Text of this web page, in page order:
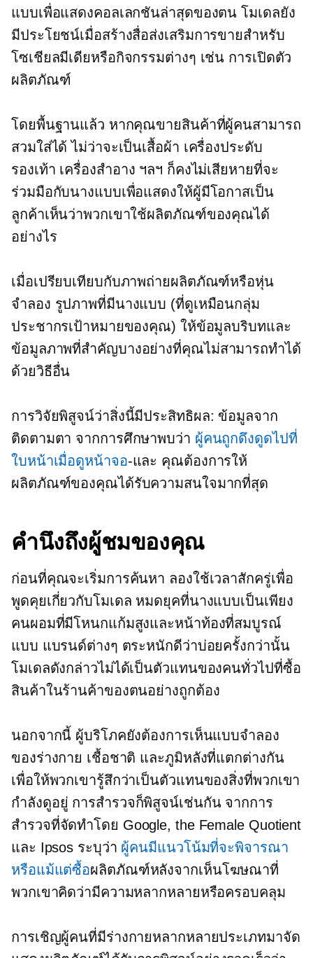
แบบเพื่อแสดงคอลเลกชันล่าสุดของตน โมเดลยัง
มีประโยชน์เมื่อสร้างสื่อส่งเสริมการขายสำหรับ
โซเชียลมีเดียหรือกิจกรรมต่างๆ เช่น การเปิดตัว
ผลิตภัณฑ์
โดยพื้นฐานแล้ว หากคุณขายสินค้าที่ผู้คนสามารถ
สวมใส่ได้ ไม่ว่าจะเป็นเสื้อผ้า เครื่องประดับ
รองเท้า เครื่องสำอาง ฯลฯ ก็คงไม่เสียหายที่จะ
ร่วมมือกับนางแบบเพื่อแสดงให้ผู้มีโอกาสเป็น
ลูกค้าเห็นว่าพวกเขาใช้ผลิตภัณฑ์ของคุณได้
อย่างไร
เมื่อเปรียบเทียบกับภาพถ่ายผลิตภัณฑ์หรือหุ่น
จำลอง รูปภาพที่มีนางแบบ (ที่ดูเหมือนกลุ่ม
ประชากรเป้าหมายของคุณ) ให้ข้อมูลบริบทและ
ข้อมูลภาพที่สำคัญบางอย่างที่คุณไม่สามารถทำได้
ด้วยวิธีอื่น
การวิจัยพิสูจน์ว่าสิ่งนี้มีประสิทธิผล: ข้อมูลจาก
ติดตามตา จากการศึกษาพบว่า ผู้คนถูกดึงดูดไปที่
ใบหน้าเมื่อดูหน้าจอ-และ คุณต้องการให้
ผลิตภัณฑ์ของคุณได้รับความสนใจมากที่สุด
คำนึงถึงผู้ชมของคุณ
ก่อนที่คุณจะเริ่มการค้นหา ลองใช้เวลาสักครู่เพื่อ
พูดคุยเกี่ยวกับโมเดล หมดยุคที่นางแบบเป็นเพียง
คนผอมที่มีโหนกแก้มสูงและหน้าท้องที่สมบูรณ์
แบบ แบรนด์ต่างๆ ตระหนักดีว่าบ่อยครั้งกว่านั้น
โมเดลดังกล่าวไม่ได้เป็นตัวแทนของคนทั่วไปที่ซื้อ
สินค้าในร้านค้าของตนอย่างถูกต้อง
นอกจากนี้ ผู้บริโภคยังต้องการเห็นแบบจำลอง
ของร่างกาย เชื้อชาติ และภูมิหลังที่แตกต่างกัน
เพื่อให้พวกเขารู้สึกว่าเป็นตัวแทนของสิ่งที่พวกเขา
กำลังดูอยู่ การสำรวจก็พิสูจน์เช่นกัน จากการ
สำรวจที่จัดทำโดย Google, the Female Quotient
และ Ipsos ระบุว่า ผู้คนมีแนวโน้มที่จะพิจารณา
หรือแม้แต่ซื้อผลิตภัณฑ์หลังจากเห็นโฆษณาที่
พวกเขาคิดว่ามีความหลากหลายหรือครอบคลุม
การเชิญผู้คนที่มีร่างกายหลากหลายประเภทมาจัด